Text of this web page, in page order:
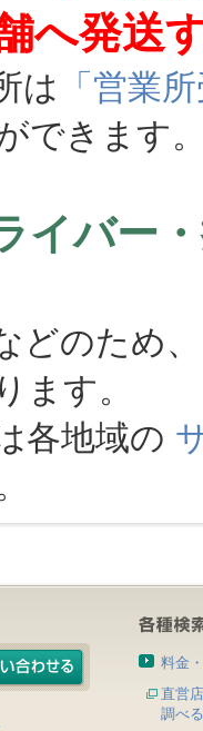
へ発送
は 「営業
できます
イバー
どのため
ます。
各地域の
料金
直営
調べる